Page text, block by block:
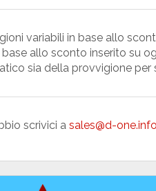
variabili in base allo
allo sconto inserito su
sia della provvigione
scrivici a sales@d-one.info